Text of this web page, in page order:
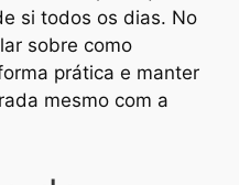
si todos os dias. No
sobre como
prática e manter
mesmo com a